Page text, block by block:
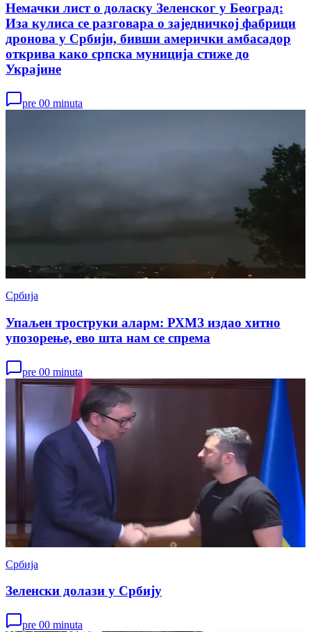
Немачки лист о доласку Зеленског у Београд:
Иза кулиса се разговара о заједничкој фабрици
дронова у Србији, бивши амерички амбасадор
открива како српска муниција стиже до
Украјине
pre 00 minuta
Србија
Упаљен троструки аларм: РХМЗ издао хитно
упозорење, ево шта нам се спрема
pre 00 minuta
Србија
Зеленски долази у Србију
pre 00 minuta